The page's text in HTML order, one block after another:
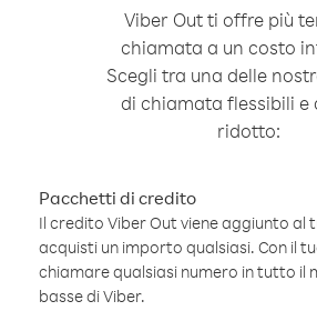
Viber Out ti offre più
chiamata a un costo
Scegli tra una delle
di chiamata flessibili e
ridotto:
Pacchetti di credito
Il credito Viber Out viene aggiunto al
acquisti un importo qualsiasi. Con il
chiamare qualsiasi numero in tutto il
basse di Viber.